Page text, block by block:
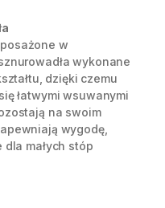
w
wykonane
dzięki czemu
łatwymi wsuwanymi
na swoim
wygodę,
małych stóp